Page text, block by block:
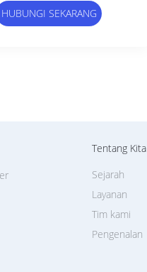
Darah
HUBUNGI SEKARANG
Tentang Kita
Pengenalan
Sejarah
Layanan
Tim kami